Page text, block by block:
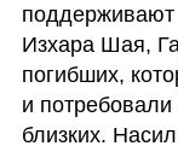
Изхара Шая,
погибших,
и
близких.